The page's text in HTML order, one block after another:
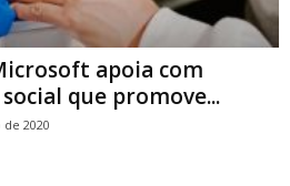
apoia com
que promove...
de 2020